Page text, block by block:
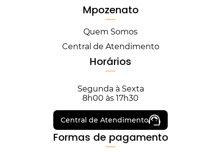
Mpozenato
Quem Somos
Central de Atendimento
Horários
Segunda à Sexta
8h00 às 17h30
Central de Atendimento
Formas de pagamento